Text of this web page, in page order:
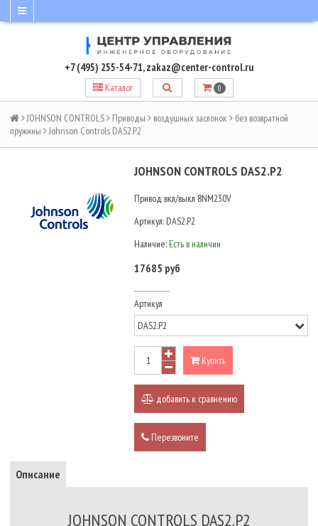
+7 (495) 255-54-71,zakaz@center-control.ru
Каталог 0
JOHNSON CONTROLS Приводы воздушных заслонок
без возвратной
пружины
Johnson Controls DAS2.P2
JOHNSON CONTROLS DAS2.P2
Привод вкл/выкл 8NM230V
Артикул: DAS2.P2
Наличие: Есть в наличии
17685 руб
Артикул
Купить
добавить к сравнению
Перезвоните
Описание
JOHNSON CONTROLS DAS2.P2